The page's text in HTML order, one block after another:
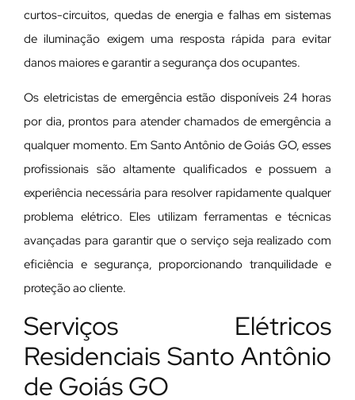
curtos-circuitos, quedas de energia e falhas em sistemas
de iluminação exigem uma resposta rápida para evitar
danos maiores e garantir a segurança dos ocupantes.
Os eletricistas de emergência estão disponíveis 24 horas
por dia, prontos para atender chamados de emergência a
qualquer momento. Em Santo Antônio de Goiás GO, esses
profissionais são altamente qualificados e possuem a
experiência necessária para resolver rapidamente qualquer
problema elétrico. Eles utilizam ferramentas e técnicas
avançadas para garantir que o serviço seja realizado com
eficiência e segurança, proporcionando tranquilidade e
proteção ao cliente.
Serviços Elétricos
Residenciais Santo Antônio
de Goiás GO